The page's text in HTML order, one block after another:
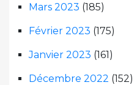
Mars 2023 (185)
Février 2023 (175)
Janvier 2023 (161)
Décembre 2022 (152)